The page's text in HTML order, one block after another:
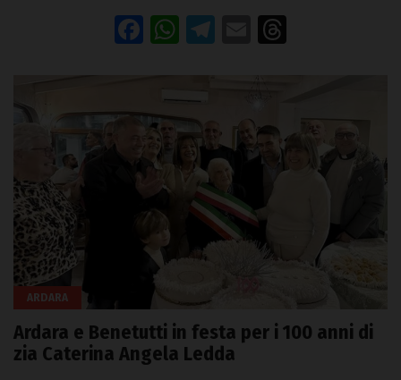
Facebook
WhatsApp
Telegram
Email
ARDARA
Ardara e Benetutti in festa per i 100 anni di
zia Caterina Angela Ledda